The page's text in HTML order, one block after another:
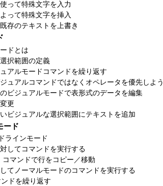
って特殊文字を入力
って特殊文字を挿入
存のテキストを上書き
ドとは
択範囲の定義
アルモードコマンドを繰り返す
ュアルコマンドではなくオペレータを優先しよう
ビジュアルモードで表形式のデータを編集
更
ビジュアルな選択範囲にテキストを追加
ード
ラインモード
してコマンドを実行する
マンドで行をコピー／移動
てノーマルモードのコマンドを実行する
ドを繰り返す